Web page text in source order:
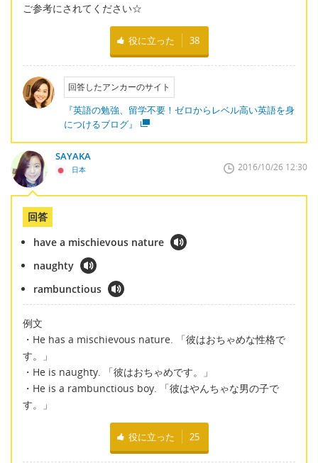
ご参考にされてください☆
役に立った 38
回答したアンカーのサイト
『英語の勉強、留学不要！ゼロからレベル高い英語を身
につけるブログ』
SAYAKA
日本 2016/10/26 12:30
回答
have a mischievous nature
naughty
rambunctious
例文
・He has a mischievous nature. 「彼はおちゃめな性格で
す。」
・He is naughty. 「彼はおちゃめです。」
・He is a rambunctious boy. 「彼はやんちゃな男の子で
す。」
役に立った 25